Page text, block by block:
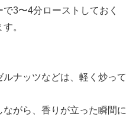
3〜4分ローストしておく
。
ナッツなどは、軽く炒って
がら、香りが立った瞬間に